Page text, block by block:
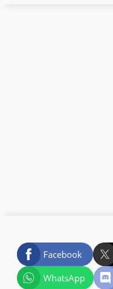
Facebook
WhatsApp